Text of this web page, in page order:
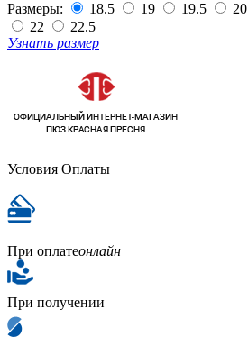
Размеры:
18.5 19 19.5 20
22
22.5
Узнать размер
Условия Оплаты
При оплатеонлайн
При получении